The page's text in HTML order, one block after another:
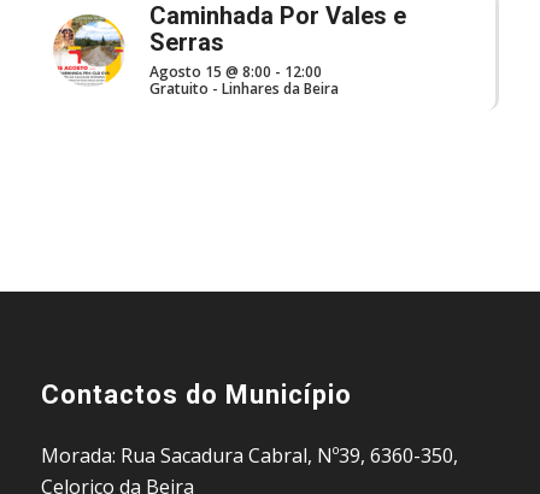
Caminhada Por Vales e
Serras
Agosto 15 @ 8:00 - 12:00
Gratuito - Linhares da Beira
Contactos do Município
Morada: Rua Sacadura Cabral, Nº39, 6360-350,
Celorico da Beira